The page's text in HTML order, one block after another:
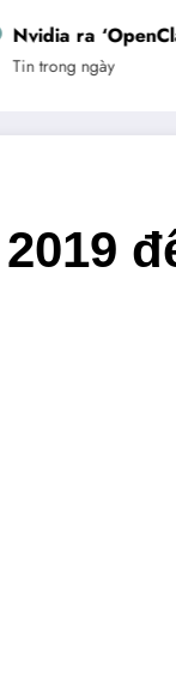
ra ‘OpenClaw
trong ngày